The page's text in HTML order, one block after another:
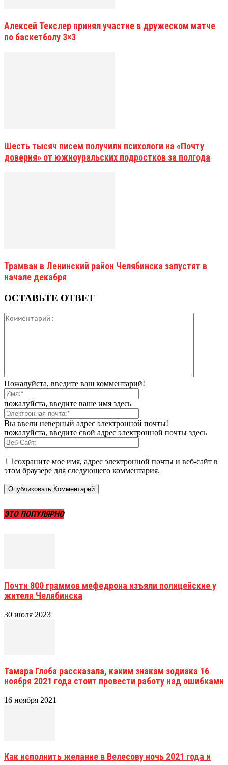
Алексей Текслер принял участие в дружеском матче
по баскетболу 3×3
Шесть тысяч писем получили психологи на «Почту
доверия» от южноуральских подростков за полгода
Трамваи в Ленинский район Челябинска запустят в
начале декабря
ОСТАВЬТЕ ОТВЕТ
Пожалуйста, введите ваш комментарий!
пожалуйста, введите ваше имя здесь
Вы ввели неверный адрес электронной почты!
пожалуйста, введите свой адрес электронной почты здесь
сохраните мое имя, адрес электронной почты и веб-сайт в
этом браузере для следующего комментария.
ЭТО ПОПУЛЯРНО
Почти 800 граммов мефедрона изъяли полицейские у
жителя Челябинска
30 июля 2023
Тамара Глоба рассказала, каким знакам зодиака 16
ноября 2021 года стоит провести работу над ошибками
16 ноября 2021
Как исполнить желание в Велесову ночь 2021 года и